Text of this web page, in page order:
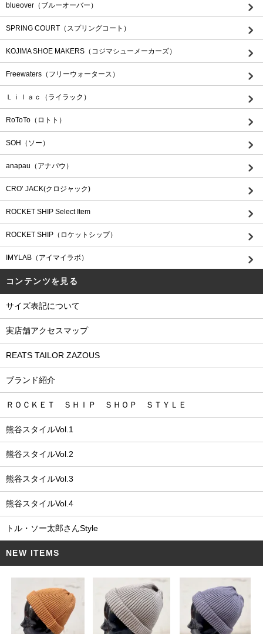
blueover（ブルーオーバー）
SPRING COURT（スプリングコート）
KOJIMA SHOE MAKERS（コジマシューメーカーズ）
Freewaters（フリーウォータース）
Ｌｉｌａｃ（ライラック）
RoToTo（ロトト）
SOH（ソー）
anapau（アナパウ）
CRO’ JACK(クロジャック)
ROCKET SHIP Select Item
ROCKET SHIP（ロケットシップ）
IMYLAB（アイマイラボ）
コンテンツを見る
サイズ表記について
実店舗アクセスマップ
REATS TAILOR ZAZOUS
ブランド紹介
ＲＯＣＫＥＴ ＳＨＩＰ ＳＨＯＰ ＳＴＹＬＥ
熊谷スタイルVol.1
熊谷スタイルVol.2
熊谷スタイルVol.3
熊谷スタイルVol.4
トル・ソー太郎さんStyle
NEW ITEMS